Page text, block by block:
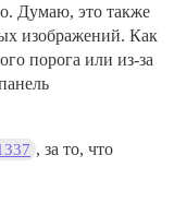
Думаю, это также
изображений. Как
порога или из-за
, за то, что